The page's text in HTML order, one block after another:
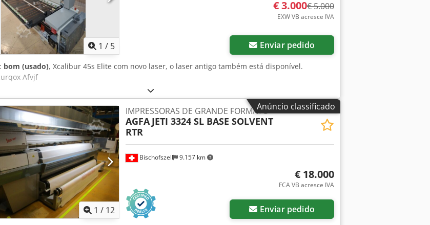
1 / 5
€ 3.000€ 5.000
EXW VB acresce IVA
Enviar pedido
bom (usado), Xcalibur 45s Elite com novo laser, o laser antigo também está disponível.
Afvjf
Anúncio classificado
1 / 12
Bischofszell 9.157 km
IMPRESSORAS DE GRANDE FORMATO
AGFA JETI 3324 SL BASE SOLVENT
RTR
€ 18.000
FCA VB acresce IVA
Enviar pedido